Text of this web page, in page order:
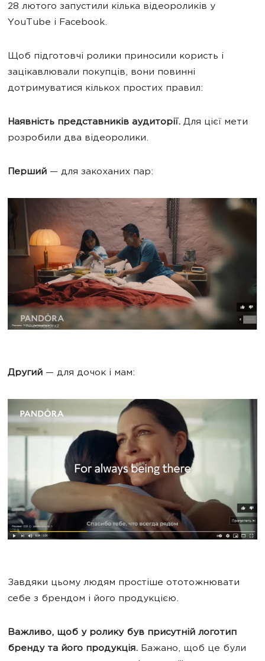
28 лютого запустили кілька відеороликів у
YouTube і Facebook.
Щоб підготовчі ролики приносили користь і
зацікавлювали покупців, вони повинні
дотримуватися кількох простих правил:
Наявність представників аудиторії. Для цієї мети
розробили два відеоролики.
Перший — для закоханих пар:
Другий — для дочок і мам:
Завдяки цьому людям простіше ототожнювати
себе з брендом і його продукцією.
Важливо, щоб у ролику був присутній логотип
бренду та його продукція. Бажано, щоб це були